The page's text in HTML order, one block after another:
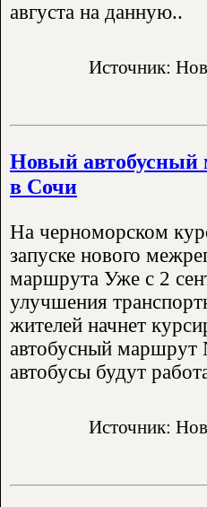
августа на данную..
Источник:
Новый автобусный
в Сочи
На черноморском
запуске нового
маршрута Уже с 2
улучшения
жителей начнет
автобусный маршрут
автобусы будут
Источник: